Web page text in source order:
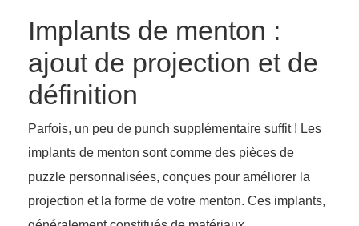
Implants de menton :
ajout de projection et de
définition
Parfois, un peu de punch supplémentaire suffit ! Les
implants de menton sont comme des pièces de
puzzle personnalisées, conçues pour améliorer la
projection et la forme de votre menton. Ces implants,